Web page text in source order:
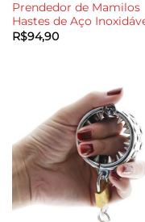
Prendedor de Mamilos
Hastes de Aço
R$94,90